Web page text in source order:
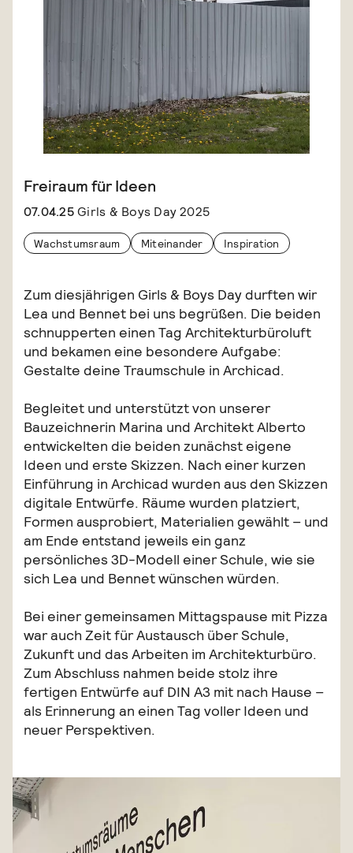
Freiraum für Ideen
07.04.25Girls & Boys Day 2025
Wachstumsraum Miteinander Inspiration
Zum diesjährigen Girls & Boys Day durften wir
Lea und Bennet bei uns begrüßen. Die beiden
schnupperten einen Tag Architekturbüroluft
und bekamen eine besondere Aufgabe:
Gestalte deine Traumschule in Archicad.
Begleitet und unterstützt von unserer
Bauzeichnerin Marina und Architekt Alberto
entwickelten die beiden zunächst eigene
Ideen und erste Skizzen. Nach einer kurzen
Einführung in Archicad wurden aus den Skizzen
digitale Entwürfe. Räume wurden platziert,
Formen ausprobiert, Materialien gewählt – und
am Ende entstand jeweils ein ganz
persönliches 3D-Modell einer Schule, wie sie
sich Lea und Bennet wünschen würden.
Bei einer gemeinsamen Mittagspause mit Pizza
war auch Zeit für Austausch über Schule,
Zukunft und das Arbeiten im Architekturbüro.
Zum Abschluss nahmen beide stolz ihre
fertigen Entwürfe auf DIN A3 mit nach Hause –
als Erinnerung an einen Tag voller Ideen und
neuer Perspektiven.